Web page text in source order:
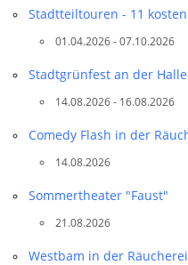
Stadtteil­touren - 11
01.04.2026 - 07.10.2026
Stadtgrünfest an der
14.08.2026 - 16.08.2026
Comedy Flash in der
14.08.2026
Sommertheater "Faust"
21.08.2026
Westbam in der Räucherei